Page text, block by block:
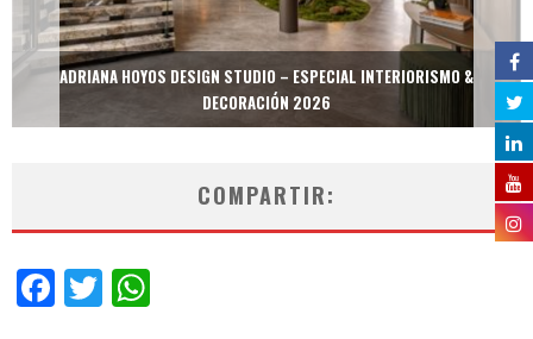
ADRIANA HOYOS DESIGN STUDIO – ESPECIAL INTERIORISMO &
DECORACIÓN 2026
COMPARTIR:
Facebook
Twitter